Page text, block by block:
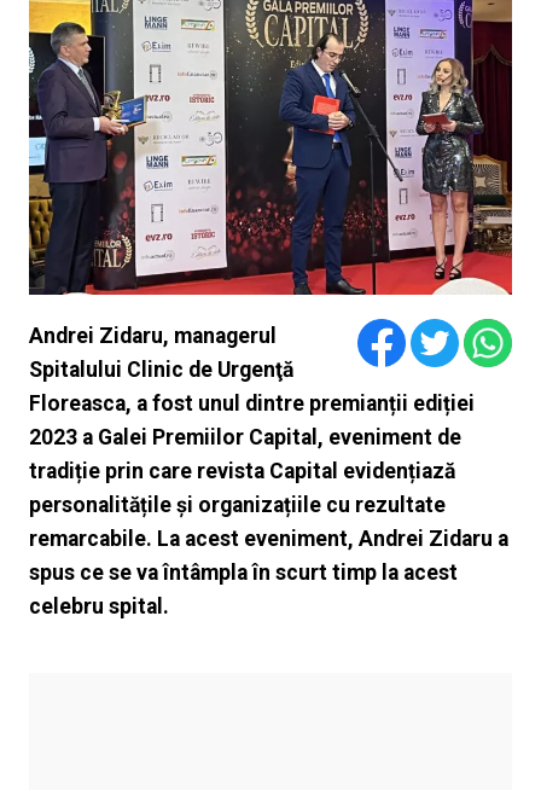
Andrei Zidaru, managerul
Spitalului Clinic de Urgenţă
Floreasca, a fost unul dintre premianții ediției
2023 a Galei Premiilor Capital, eveniment de
tradiție prin care revista Capital evidențiază
personalitățile și organizațiile cu rezultate
remarcabile. La acest eveniment, Andrei Zidaru a
spus ce se va întâmpla în scurt timp la acest
celebru spital.